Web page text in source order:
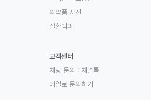
의약품 사전
질환백과
고객센터
채팅 문의 : 채널톡
메일로 문의하기